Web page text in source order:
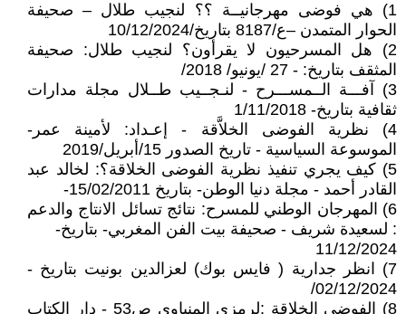
1) هي فوضى مهرجانيــة ؟؟ لنجيب طلال – صحيفة
الحوار المتمدن –ع/8187 بتاريخ/10/12/2024
2) هل المسرحيون لا يقرأون؟ لنجيب طلال: صحيفة
المثقف بتاريخ: - 27 /يونيو/ 2018/
3) آفـــة الــمســـرح - لنـجــيب طــلال مجلة مدارات
ثقافية بتاريخ- 1/11/2018
4) نظرية الفوضى الخلاَّقة - إعـداد: لأمينة عمر-
الموسوعة السياسية - تاريخ الصدور 15/أبريل/2019
5) كيف يجري تنفيذ نظرية الفوضى الخلاقة؟: لخالد عبد
القادر أحمد - مجلة دنيا الوطن- بتاريخ 15/02/2011-
6) المهرجان الوطني للمسرح: نتائج تسائل الانتاج والدعم
: لسعيدة شريف - صحيفة بيت الفن المغربي- بتاريخ-
11/12/2024
7) انظر جدارية ( فايس بوك) لعزالدين بونيت بتاريخ -
02/12/2024/
8) الفوضى الخلاقة :لرمزي المنياوي ص53 - دار الكتاب